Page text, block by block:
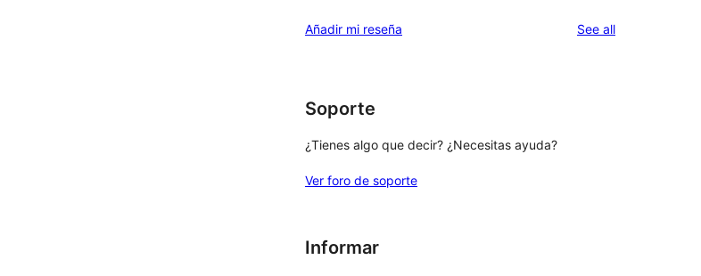
reviews
star
Añadir mi reseña See allreviews
Soporte
¿Tienes algo que decir? ¿Necesitas ayuda?
Ver foro de soporte
Informar